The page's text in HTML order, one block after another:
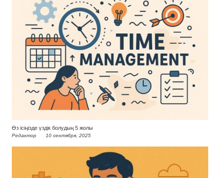
Өз ісіңізде үздік болудың 5 жолы
Редактор 10 сентября, 2025